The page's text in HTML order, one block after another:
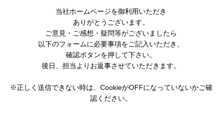
当社ホームページを御利用いただき
ありがとうございます。
ご意見・ご感想・疑問等がございましたら
以下のフォームに必要事項をご記入いただき、
確認ボタンを押して下さい。
後日、担当よりお返事させていただきます。
※正しく送信できない時は、CookieがOFFになっていないかご確
認ください。